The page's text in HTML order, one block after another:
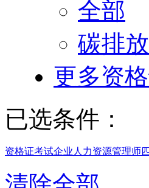
全部
碳排
更多资
已选条件：
资格证考试企业人力资源管理师